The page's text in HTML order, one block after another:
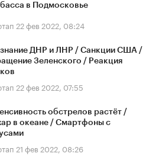
в Подмосковье
22 фев 2022, 08:24
ДНР и ЛНР / Санкции США /
Зеленского / Реакция
22 фев 2022, 07:55
обстрелов растёт /
в океане / Смартфоны с
21 фев 2022, 08:26